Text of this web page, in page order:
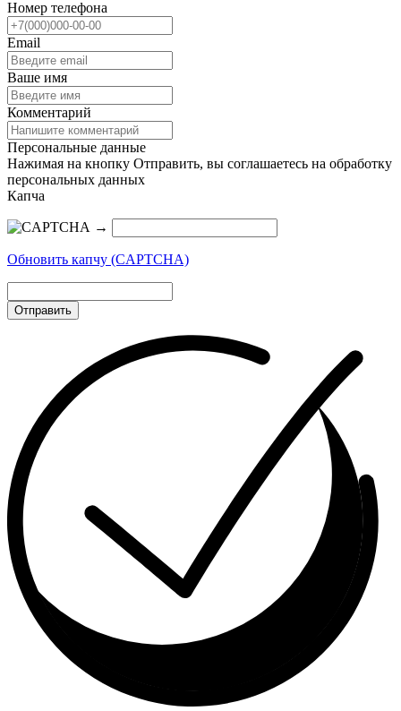
Номер телефона
Email
Ваше имя
Комментарий
Персональные данные
Нажимая на кнопку Отправить, вы соглашаетесь на обработку
персональных данных
Капча
→
Обновить капчу (CAPTCHA)
Отправить